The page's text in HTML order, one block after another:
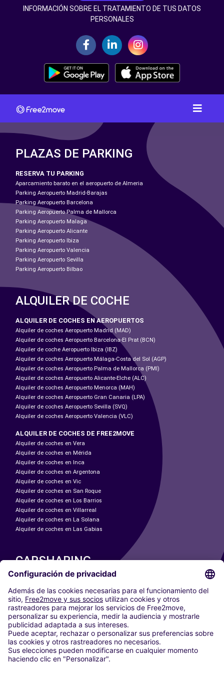
INFORMACIÓN SOBRE EL TRATAMIENTO DE TUS DATOS
PERSONALES
PLAZAS DE PARKING
RESERVA TU PARKING
Aparcamiento barato en el aeropuerto de Almeria
Parking Aeropuerto Madrid-Barajas
Parking Aeropuerto Barcelona
Parking Aeropuerto Palma de Mallorca
Parking Aeropuerto Malaga
Parking Aeropuerto Alicante
Parking Aeropuerto Ibiza
Parking Aeropuerto Valencia
Parking Aeropuerto Sevilla
Parking Aeropuerto Bilbao
ALQUILER DE COCHE
ALQUILER DE COCHES EN AEROPUERTOS
Alquiler de coches Aeropuerto Madrid (MAD)
Alquiler de coches Aeropuerto Barcelona-El Prat (BCN)
Alquiler de coche Aeropuerto Ibiza (IBZ)
Alquiler de coches Aeropuerto Málaga-Costa del Sol (AGP)
Alquiler de coches Aeropuerto Palma de Mallorca (PMI)
Alquiler de coches Aeropuerto Alicante-Elche (ALC)
Alquiler de coches Aeropuerto Menorca (MAH)
Alquiler de coches Aeropuerto Gran Canaria (LPA)
Alquiler de coches Aeropuerto Sevilla (SVQ)
Alquiler de coches Aeropuerto Valencia (VLC)
ALQUILER DE COCHES DE FREE2MOVE
Alquiler de coches en Vera
Alquiler de coches en Mérida
Alquiler de coches en Inca
Alquiler de coches en Argentona
Alquiler de coches en Vic
Alquiler de coches en San Roque
Alquiler de coches en Los Barrios
Alquiler de coches en Villarreal
Alquiler de coches en La Solana
Alquiler de coches en Las Gabias
CARSHARING
NUESTRAS CIUDADES
Paris
Madrid
Washington DC
Milán
Roma
Turín
Viena
Berlín